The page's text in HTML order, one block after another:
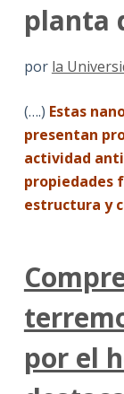
planta
por la
(….) Estas
presentan
actividad
propiedades
estructura y
por el